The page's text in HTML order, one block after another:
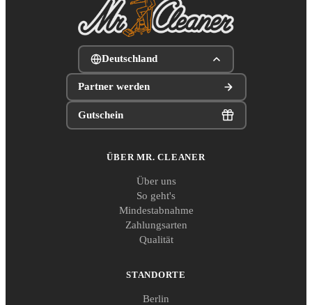
Deutschland
Partner werden
Gutschein
ÜBER MR. CLEANER
Über uns
So geht's
Mindestabnahme
Zahlungsarten
Qualität
STANDORTE
Berlin